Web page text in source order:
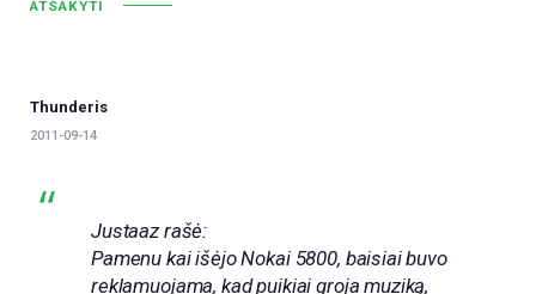
ATSAKYTI
Thunderis
2011-09-14
Justaaz rašė:
Pamenu kai išėjo Nokai 5800, baisiai buvo
reklamuojama, kad puikiai groja muziką,